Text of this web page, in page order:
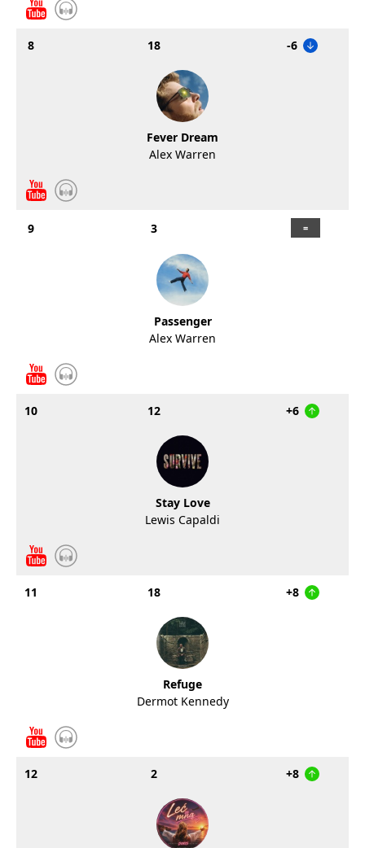
8 18 -6
Fever Dream
Alex Warren
9 3
Passenger
Alex Warren
10 12 +6
Stay Love
Lewis Capaldi
11 18 +8
Refuge
Dermot Kennedy
12 2 +8